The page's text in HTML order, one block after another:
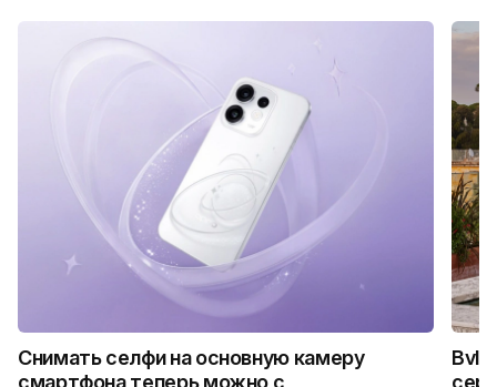
Снимать селфи на основную камеру
смартфона теперь можно с